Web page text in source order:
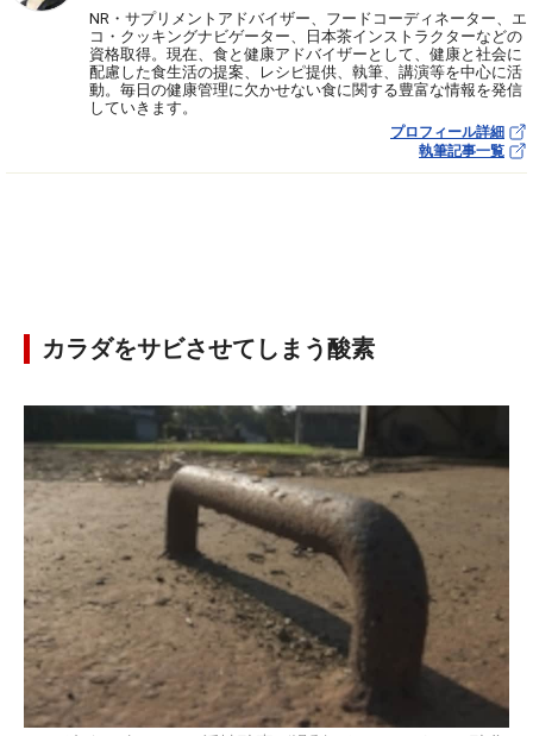
NR・サプリメントアドバイザー、フードコーディネーター、エ
コ・クッキングナビゲーター、日本茶インストラクターなどの
資格取得。現在、食と健康アドバイザーとして、健康と社会に
配慮した食生活の提案、レシピ提供、執筆、講演等を中心に活
動。毎日の健康管理に欠かせない食に関する豊富な情報を発信
していきます。
プロフィール詳細
執筆記事一覧
カラダをサビさせてしまう酸素